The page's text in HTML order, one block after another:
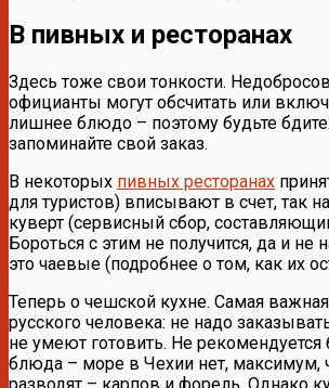
В пивных и ресторанах
Здесь тоже свои тонкости.
официанты могут обсчитать или
лишнее блюдо – поэтому будьте
запоминайте свой заказ.
В некоторых пивных ресторанах
для туристов) вписывают в счет, так
куверт (сервисный сбор,
Бороться с этим не получится, да и не
это чаевые (подробнее о том, как их
Теперь о чешской кухне. Самая
русского человека: не надо
не умеют готовить. Не
блюда – море в Чехии нет, максимум,